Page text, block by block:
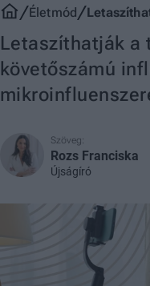
Életmód
Letaszíthatják a
követőszámú
Szöveg:
Rozs Franciska
Újságíró